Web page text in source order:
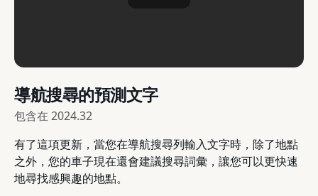
導航搜尋的預測文字
包含在 2024.32
有了這項更新，當您在導航搜尋列輸入文字時，除了地點
之外，您的車子現在還會建議搜尋詞彙，讓您可以更快速
地尋找感興趣的地點。